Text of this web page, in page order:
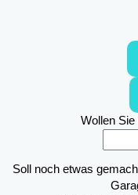
Wollen
Soll noch etwas